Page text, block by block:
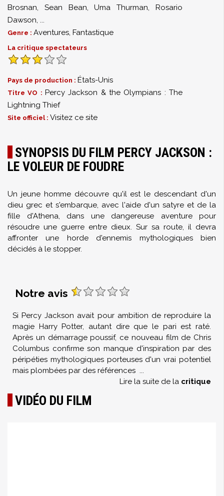
Brosnan, Sean Bean,Uma Thurman,Rosario
Dawson, ...
Genre : Aventures, Fantastique
La critique spectateurs
Pays de production : États-Unis
Titre VO : Percy Jackson & the Olympians : The
Lightning Thief
Site officiel : Visitez ce site
SYNOPSIS DU FILM PERCY JACKSON :
LE VOLEUR DE FOUDRE
Un jeune homme découvre qu'il est le descendant d'un
dieu grec et s'embarque, avec l'aide d'un satyre et de la
fille d'Athena, dans une dangereuse aventure pour
résoudre une guerre entre dieux. Sur sa route, il devra
affronter une horde d'ennemis mythologiques bien
décidés à le stopper.
Notre avis
Si Percy Jackson avait pour ambition de reproduire la
magie Harry Potter, autant dire que le pari est raté.
Après un démarrage poussif, ce nouveau film de Chris
Columbus confirme son manque d'inspiration par des
péripéties mythologiques porteuses d'un vrai potentiel
mais plombées par des références ...
Lire la suite de la critique
VIDÉO DU FILM